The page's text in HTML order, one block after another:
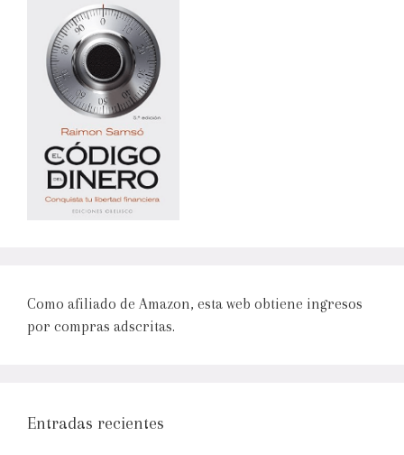
Como afiliado de Amazon, esta web obtiene ingresos
por compras adscritas.
Entradas recientes